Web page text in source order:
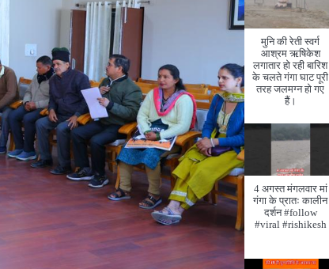
मुनि की रेती स्वर्ग
आश्रम ऋषिकेश
लगातार हो रही बारिश
के चलते गंगा घाट पूरी
तरह जलमग्न हो गए
हैं।
4 अगस्त मंगलवार मां
गंगा के प्रातः कालीन
दर्शन #follow
#viral #rishikesh